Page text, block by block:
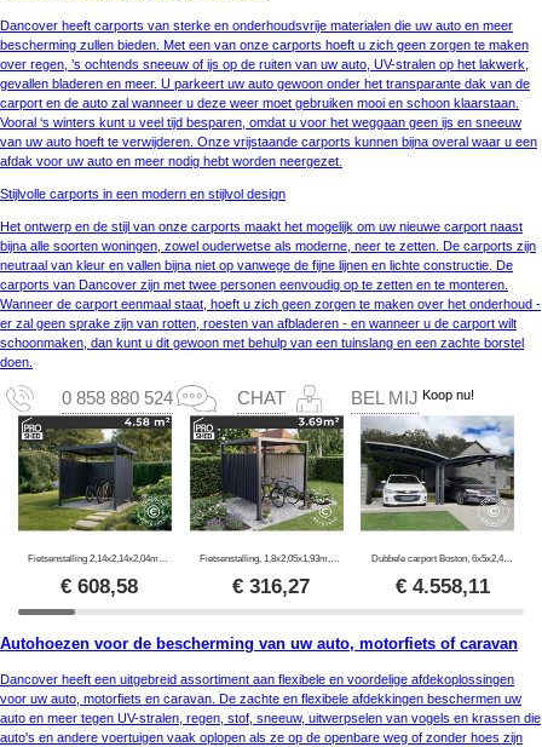
Dancover heeft carports van sterke en onderhoudsvrije materialen die uw auto en meer
bescherming zullen bieden. Met een van onze carports hoeft u zich geen zorgen te maken
over regen, ’s ochtends sneeuw of ijs op de ruiten van uw auto, UV-stralen op het lakwerk,
gevallen bladeren en meer. U parkeert uw auto gewoon onder het transparante dak van de
carport en de auto zal wanneer u deze weer moet gebruiken mooi en schoon klaarstaan.
Vooral ‘s winters kunt u veel tijd besparen, omdat u voor het weggaan geen ijs en sneeuw
van uw auto hoeft te verwijderen. Onze vrijstaande carports kunnen bijna overal waar u een
afdak voor uw auto en meer nodig hebt worden neergezet.
Stijlvolle carports in een modern en stijlvol design
Het ontwerp en de stijl van onze carports maakt het mogelijk om uw nieuwe carport naast
bijna alle soorten woningen, zowel ouderwetse als moderne, neer te zetten. De carports zijn
neutraal van kleur en vallen bijna niet op vanwege de fijne lijnen en lichte constructie. De
carports van Dancover zijn met twee personen eenvoudig op te zetten en te monteren.
Wanneer de carport eenmaal staat, hoeft u zich geen zorgen te maken over het onderhoud -
er zal geen sprake zijn van rotten, roesten van afbladeren - en wanneer u de carport wilt
schoonmaken, dan kunt u dit gewoon met behulp van een tuinslang en een zachte borstel
doen.
0 858 880 524 CHAT BEL MIJ Koop nu!
€608,58 € 316,27
Dubbele carport Boston, 6x5x2,4m, Grijs
€ 4.558,11
Autohoezen voor de bescherming van uw auto, motorfiets of caravan
Dancover heeft een uitgebreid assortiment aan flexibele en voordelige afdekoplossingen
voor uw auto, motorfiets en caravan. De zachte en flexibele afdekkingen beschermen uw
auto en meer tegen UV-stralen, regen, stof, sneeuw, uitwerpselen van vogels en krassen die
auto's en andere voertuigen vaak oplopen als ze op de openbare weg of zonder hoes zijn